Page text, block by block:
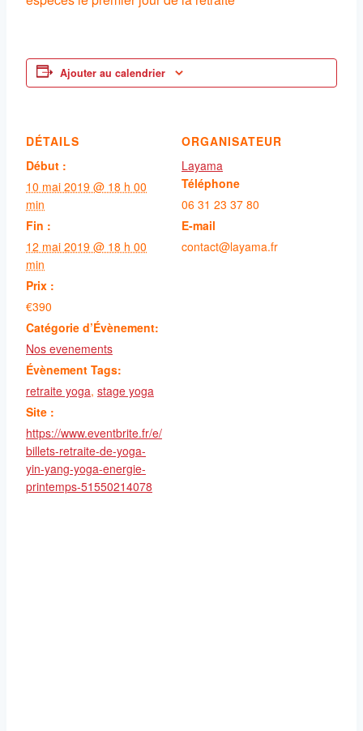
Ajouter au calendrier
DÉTAILS
Début :
10 mai 2019 @ 18 h 00
min
Fin :
12 mai 2019 @ 18 h 00
min
Prix :
€390
Catégorie d’Évènement:
Nos evenements
Évènement Tags:
retraite yoga, stage yoga
Site :
https://www.eventbrite.fr/e/
billets-retraite-de-yoga-
yin-yang-yoga-energie-
printemps-51550214078
ORGANISATEUR
Layama
Téléphone
06 31 23 37 80
E-mail
contact@layama.fr